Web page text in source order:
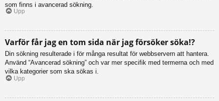
som finns i avancerad sökning.
Upp
Varför får jag en tom sida när jag försöker söka!?
Din sökning resulterade i för många resultat för webbservern att hantera.
Använd “Avancerad sökning” och var mer specifik med termerna och med
vilka kategorier som ska sökas i.
Upp